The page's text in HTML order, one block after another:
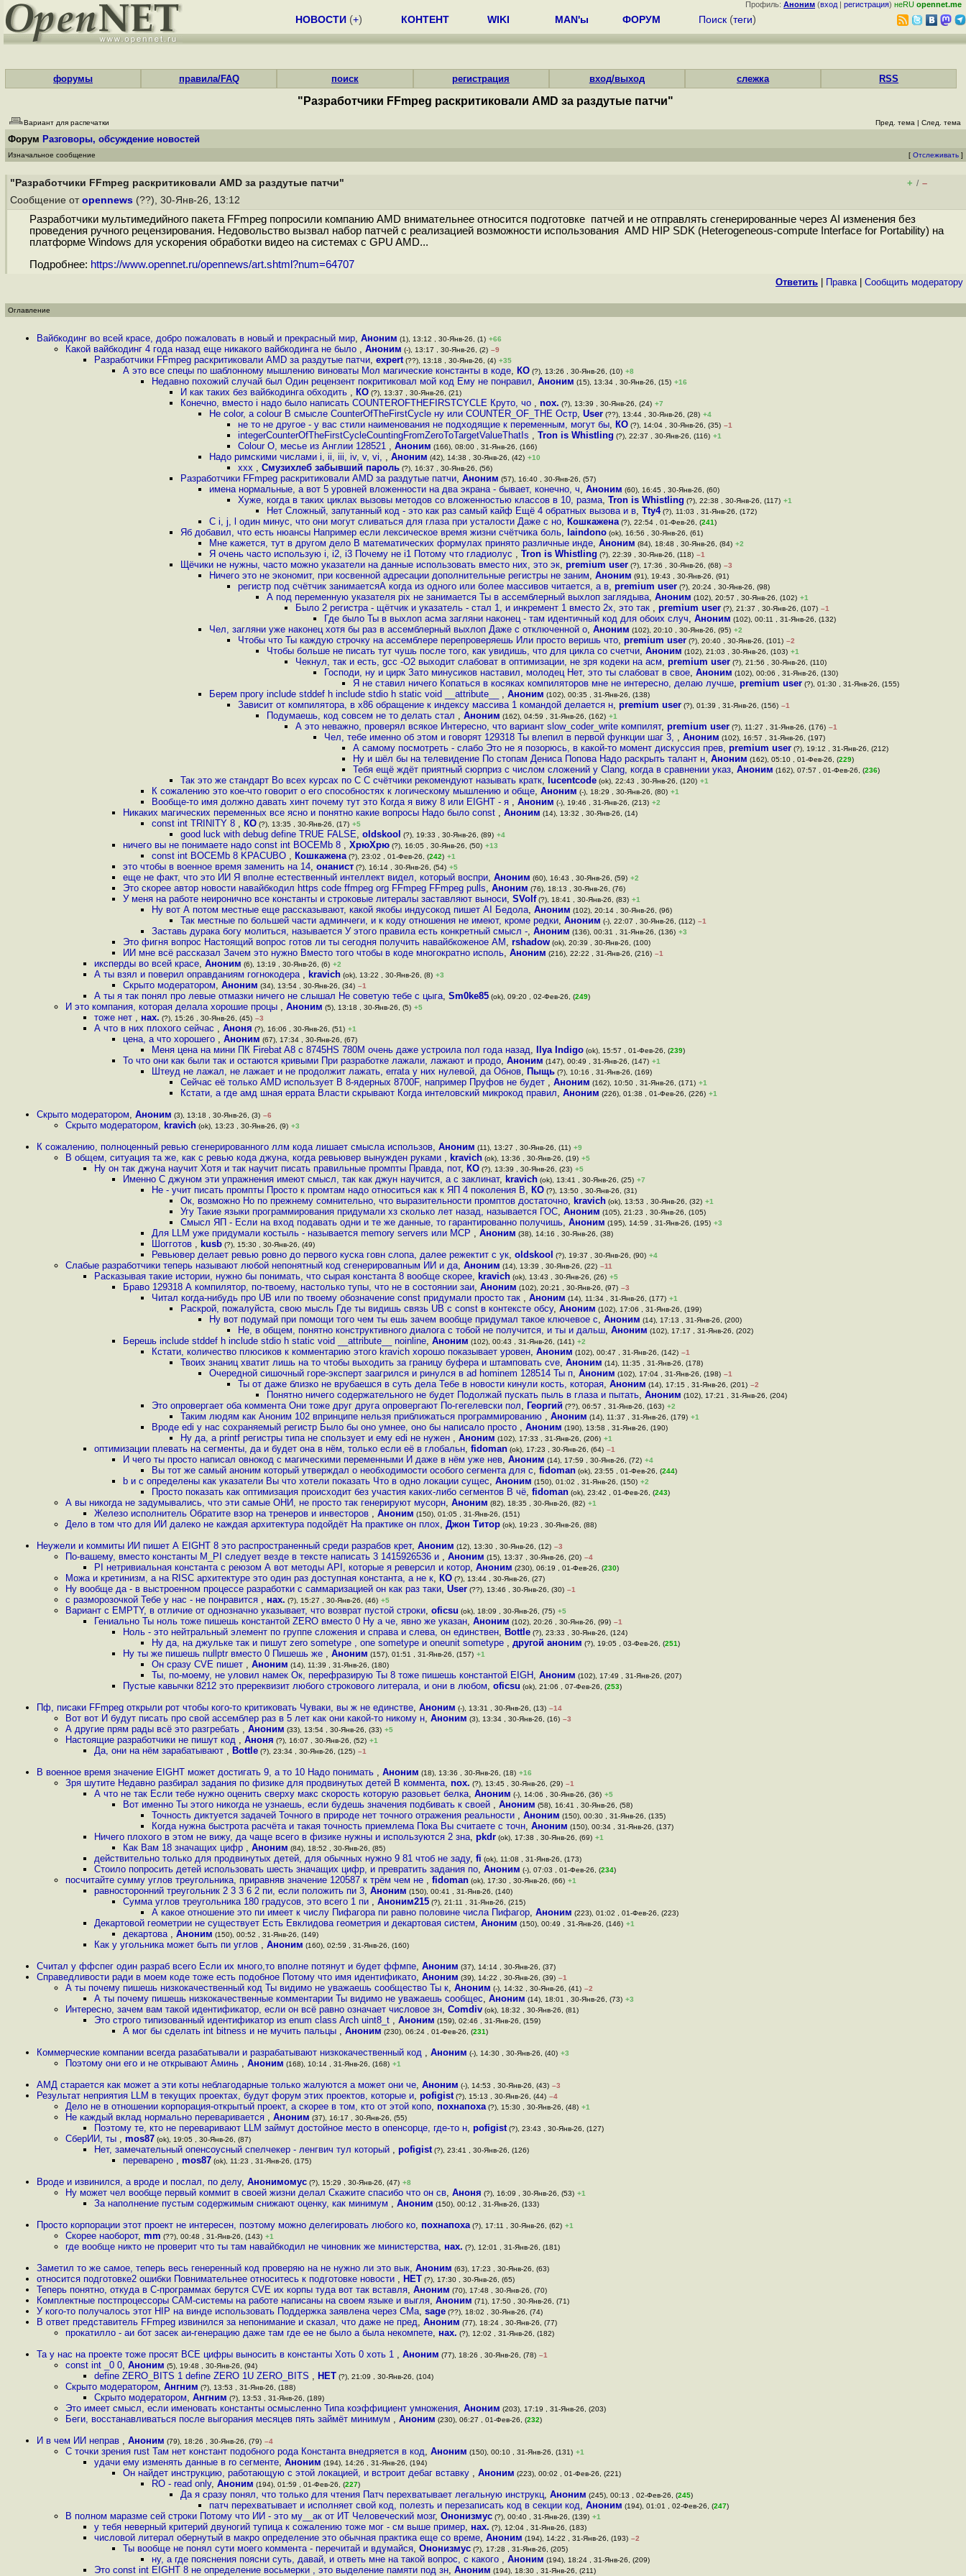
Профиль: Аноним (вход | регистрация) неRU opennet.me
НОВОСТИ (+) КОНТЕНТ WIKI MAN'ы ФОРУМ Поиск (теги)
форумы правила/FAQ поиск регистрация вход/выход слежка RSS
"Разработчики FFmpeg раскритиковали AMD за раздутые патчи"
Вариант для распечатки Пред. тема | След. тема
Форум Разговоры, обсуждение новостей
Изначальное сообщение [ Отслеживать ]
"Разработчики FFmpeg раскритиковали AMD за раздутые патчи" + / –
Сообщение от opennews (??), 30-Янв-26, 13:12
Разработчики мультимедийного пакета FFmpeg попросили компанию AMD внимательнее относится подготовке патчей и не отправлять сгенерированные через AI изменения без
проведения ручного рецензирования. Недовольство вызвал набор патчей с реализацией возможности использования AMD HIP SDK (Heterogeneous-compute Interface for Portability) на
платформе Windows для ускорения обработки видео на системах с GPU AMD...
Подробнее: https://www.opennet.ru/opennews/art.shtml?num=64707
Ответить Правка| Cообщить модератору
Оглавление
Вайбкодинг во всей красе, добро пожаловать в новый и прекрасный мир, Аноним (1), 13:12 , 30-Янв-26, (1) +66
Какой вайбкодинг 4 года назад еще никакого вайбкодинга не было , Аноним (-), 13:17 , 30-Янв-26, (2) –9
Разработчики FFmpeg раскритиковали AMD за раздутые патчи, expert (??), 13:18 , 30-Янв-26, (4) +35
А это все спецы по шаблонному мышлению виноваты Мол магические константы в коде, КО (?), 13:26 , 30-Янв-26, (10) +8
Недавно похожий случай был Один рецензент покритиковал мой код Ему не понравил, Аноним (15), 13:34 , 30-Янв-26, (15) +16
И как таких без вайбкодинга обходить , КО (?), 13:37 , 30-Янв-26, (21)
Конечно, вместо i надо было написать COUNTEROFTHEFIRSTCYCLE Круто, чо , nox. (?), 13:39 , 30-Янв-26, (24) +7
Не color, a colour В смысле CounterOfTheFirstCycle ну или COUNTER_OF_THE Остр, User (??), 13:44 , 30-Янв-26, (28) +4
не то не другое - у вас стили наименования не подходящие к переменным, могут бы, КО (?), 14:04 , 30-Янв-26, (35) –1
integerCounterOfTheFirstCycleCountingFromZeroToTargetValueThatIs , Tron is Whistling (?), 22:37 , 30-Янв-26, (116) +1
Colour О, месье из Англии 128521 , Аноним (166), 08:00 , 31-Янв-26, (166)
Надо римскими числами i, ii, iii, iv, v, vi, , Аноним (42), 14:38 , 30-Янв-26, (42) +10
xxx , Смузихлеб забывший пароль (?), 16:37 , 30-Янв-26, (56)
Разработчики FFmpeg раскритиковали AMD за раздутые патчи, Аноним (57), 16:40 , 30-Янв-26, (57)
имена нормальные, а вот 5 уровней вложенности на два экрана - бывает, конечно, ч, Аноним (60), 16:45 , 30-Янв-26, (60)
Хуже, когда в таких циклах вызовы методов со вложенностью классов в 10, разма, Tron is Whistling (?), 22:38 , 30-Янв-26, (117) +1
Нет Сложный, запутанный код - это как раз самый кайф Ещё 4 обратных вызова и в, Tty4(?), 11:03 , 31-Янв-26, (172)
С i, j, l один минус, что они могут сливаться для глаза при усталости Даже с но, Кошкажена (?), 22:54 , 01-Фев-26, (241)
Яб добавил, что есть нюансы Например если лексическое время жизни счётчика боль, laindono (ok), 16:56 , 30-Янв-26, (61)
Мне кажется, тут в другом дело В математических формулах принято различные инде, Аноним (84), 18:48 , 30-Янв-26, (84) +2
Я очень часто использую i, i2, i3 Почему не i1 Потому что гладиолус , Tron is Whistling (?), 22:39 , 30-Янв-26, (118) –1
Щёчики не нужны, часто можно указатели на данные использовать вместо них, это эк, premium user (?), 17:36 , 30-Янв-26, (68) –3
Ничего это не экономит, при косвенной адресации дополнительные регистры не заним, Аноним (91), 19:43 , 30-Янв-26, (91)
регистр под счётчик занимаетсяА когда из одного или более массивов читается, а в, premium user (?), 20:24 , 30-Янв-26, (98)
А под переменную указателя pix не занимается Ты в ассемблерный выхлоп заглядыва, Аноним (102), 20:57 , 30-Янв-26, (102) +1
Было 2 регистра - щётчик и указатель - стал 1, и инкремент 1 вместо 2х, это так , premium user (?), 21:37 , 30-Янв-26, (107) –1
Где было Ты в выхлоп асма загляни наконец - там идентичный код для обоих случ, Аноним (102), 00:11 , 31-Янв-26, (132)
Чел, загляни уже наконец хотя бы раз в ассемблерный выхлоп Даже с отключенной о, Аноним (102), 20:10 , 30-Янв-26, (95) +2
Чтобы что Ты каждую строчку на ассемблере перепроверяешь Или просто веришь что, premium user (?), 20:40 , 30-Янв-26, (101) –2
Чтобы больше не писать тут чушь после того, как увидишь, что для цикла со счетчи, Аноним (102), 21:03 , 30-Янв-26, (103) +1
Чекнул, так и есть, gcc -O2 выходит слабоват в оптимизации, не зря кодеки на асм, premium user (?), 21:56 , 30-Янв-26, (110)
Господи, ну и цирк Зато минусиков наставил, молодец Нет, это ты слабоват в свое, Аноним (102), 00:06 , 31-Янв-26, (130)
Я не ставил ничего Копаться в косяках компиляторов мне не интересно, делаю лучше, premium user (?), 01:30 , 31-Янв-26, (155)
Берем прогу include stddef h include stdio h static void __attribute__ , Аноним (102), 00:35 , 31-Янв-26, (138)
Зависит от компилятора, в x86 обращение к индексу массива 1 командой делается н, premium user (?), 01:39 , 31-Янв-26, (156) –1
Подумаешь, код совсем не то делать стал , Аноним (162), 04:59 , 31-Янв-26, (162) +1
А это неважно, проверял всякое Интересно, что вариант slow_coder_write компилят, premium user (?), 11:27 , 31-Янв-26, (176) –1
Чел, тебе именно об этом и говорят 129318 Ты влепил в первой функции шаг 3, , Аноним (102), 16:57 , 31-Янв-26, (197)
А самому посмотреть - слабо Это не я позорюсь, в какой-то момент дискуссия прев, premium user (?), 19:12 , 31-Янв-26, (212)
Ну и шёл бы на телевидение По стопам Дениса Попова Надо раскрыть талант н, Аноним (162), 05:10 , 01-Фев-26, (229)
Тебя ещё ждёт приятный сюрприз с числом сложений у Clang, когда в сравнении указ, Аноним (162), 07:57 , 01-Фев-26, (236)
Так это же стандарт Во всех курсах по С С счётчики рекомендуют называть кратк, lucentcode (ok), 22:43 , 30-Янв-26, (120) +1
К сожалению это кое-что говорит о его способностях к логическому мышлению и обще, Аноним (-), 18:29 , 30-Янв-26, (80) +1
Вообще-то имя должно давать хинт почему тут это Когда я вижу 8 или EIGHT - я , Аноним (-), 19:46 , 31-Янв-26, (213) +2
Никаких магических переменных все ясно и понятно какие вопросы Надо было const , Аноним (14), 13:32 , 30-Янв-26, (14)
const int TRINITY 8 , КО (?), 13:35 , 30-Янв-26, (17) +5
good luck with debug define TRUE FALSE, oldskool (?), 19:33 , 30-Янв-26, (89) +4
ничего вы не понимаете надо const int BOCEMb 8 , ХрюХрю (?), 16:05 , 30-Янв-26, (50) +13
const int BOCEMb 8 KPACUBO , Кошкажена (?), 23:02 , 01-Фев-26, (242) +1
это чтобы в военное время заменить на 14, онанист (?), 16:14 , 30-Янв-26, (54) +5
еще не факт, что это ИИ Я вполне естественный интеллект видел, который воспри, Аноним (60), 16:43 , 30-Янв-26, (59) +2
Это скорее автор новости навайбкодил https code ffmpeg org FFmpeg FFmpeg pulls, Аноним (76), 18:13 , 30-Янв-26, (76)
У меня на работе неиронично все константы и строковые литералы заставляют выноси, SVolf(?), 18:41 , 30-Янв-26, (83) +1
Ну вот А потом местные еще рассказывают, какой якобы индусокод пишет AI Бедола, Аноним (102), 20:14 , 30-Янв-26, (96)
Так местные по большей части админчеги, и к коду отношения не имеют, кроме редки, Аноним (-), 22:07 , 30-Янв-26, (112) –1
Заставь дурака богу молиться, называется У этого правила есть конкретный смысл -, Аноним (136), 00:31 , 31-Янв-26, (136) +3
Это фигня вопрос Настоящий вопрос готов ли ты сегодня получить навайбкоженое AM , rshadow (ok), 20:39 , 30-Янв-26, (100)
ИИ мне всё рассказал Зачем это нужно Вместо того чтобы в коде многократно исполь, Аноним (216), 22:22 , 31-Янв-26, (216) –1
иксперды во всей красе, Аноним (6), 13:19 , 30-Янв-26, (6) +2
А ты взял и поверил оправданиям гогнокодера , kravich (ok), 13:22 , 30-Янв-26, (8) +3
Скрыто модератором, Аноним (34), 13:54 , 30-Янв-26, (34) –1
А ты я так понял про левые отмазки ничего не слышал Не советую тебе с цыга, Sm0ke85 (ok), 09:20 , 02-Фев-26, (249)
И это компания, которая делала хорошие процы , Аноним (5), 13:18 , 30-Янв-26, (5) +5
тоже нет , нах. (?), 15:26 , 30-Янв-26, (45) –3
А что в них плохого сейчас , Аноня (?), 16:06 , 30-Янв-26, (51) +1
цена, а что хорошего , Аноним (67), 17:34 , 30-Янв-26, (67)
Меня цена на мини ПК Firebat A8 с 8745HS 780M очень даже устроила пол года назад, Ilya Indigo (ok), 15:57 , 01-Фев-26, (239)
То что они как были так и остаются кривыми При разработке лажали, лажают и продо, Аноним (147), 00:49 , 31-Янв-26, (147) +1
Штеуд не лажал, не лажает и не продолжит лажать, errata у них нулевой, да Обнов, Пыщь (?), 10:16 , 31-Янв-26, (169)
Сейчас её только AMD использует В 8-ядерных 8700F, например Пруфов не будет , Аноним (162), 10:50 , 31-Янв-26, (171) +1
Кстати, а где амд шная еррата Власти скрывают Когда интеловский микрокод правил, Аноним (226), 01:38 , 01-Фев-26, (226) +1
Скрыто модератором, Аноним (3), 13:18 , 30-Янв-26, (3) –6
Скрыто модератором, kravich (ok), 13:23 , 30-Янв-26, (9) +3
К сожалению, полноценный ревью сгенерированного ллм кода лишает смысла использов, Аноним (11), 13:27 , 30-Янв-26, (11) +9
В общем, ситуация та же, как с ревью кода джуна, когда ревьювер вынужден руками , kravich (ok), 13:36 , 30-Янв-26, (19) +5
Ну он так джуна научит Хотя и так научит писать правильные промпты Правда, пот, КО (?), 13:39 , 30-Янв-26, (23) +5
Именно С джуном эти упражнения имеют смысл, так как джун научится, а с заклинат, kravich (ok), 13:41 , 30-Янв-26, (25) +7
Не - учит писать промпты Просто к промтам надо относиться как к ЯП 4 поколения В, КО (?), 13:50 , 30-Янв-26, (31)
Ок, возможно Но по прежнему сомнительно, что выразительности промптов достаточно, kravich (ok), 13:53 , 30-Янв-26, (32) +1
Угу Такие языки программирования придумали хз сколько лет назад, называется ГОС, Аноним (105), 21:23 , 30-Янв-26, (105)
Смысл ЯП - Если на вход подавать одни и те же данные, то гарантированно получишь, Аноним (195), 14:59 , 31-Янв-26, (195) +3
Для LLM уже придумали костыль - называется memory servers или MCP , Аноним (38), 14:16 , 30-Янв-26, (38)
Шогготов , kusb (?), 15:30 , 30-Янв-26, (49)
Ревьювер делает ревью ровно до первого куска говн слопа, далее режектит с ук, oldskool (?), 19:37 , 30-Янв-26, (90) +4
Слабые разработчики теперь называют любой непонятный код сгенерировапным ИИ и да, Аноним (14), 13:39 , 30-Янв-26, (22) –11
Расказывая такие истории, нужно бы понимать, что сырая константа 8 вообще скорее, kravich (ok), 13:43 , 30-Янв-26, (26) +5
Браво 129318 А компилятор, по-твоему, настолько тупы, что не в состоянии заи, Аноним (102), 20:21 , 30-Янв-26, (97) –3
Читал когда-нибудь про UB или по твоему обозначение const придумали просто так , Аноним (14), 11:34 , 31-Янв-26, (177) +1
Раскрой, пожалуйста, свою мысль Где ты видишь связь UB с const в контексте обсу, Аноним (102), 17:06 , 31-Янв-26, (199)
Ну вот подумай при помощи того чем ты ешь зачем вообще придумал такое ключевое с, Аноним (14), 17:13 , 31-Янв-26, (200)
Не, в общем, понятно конструктивного диалога с тобой не получится, и ты и дальш, Аноним (102), 17:17 , 31-Янв-26, (202)
Берешь include stddef h include stdio h static void __attribute__ noinline, Аноним (102), 00:43 , 31-Янв-26, (141) +2
Кстати, количество плюсиков к комментарию этого kravich хорошо показывает уровен, Аноним (102), 00:47 , 31-Янв-26, (142) –1
Твоих знаниц хватит лишь на то чтобы выходить за границу буфера и штамповать cve, Аноним (14), 11:35 , 31-Янв-26, (178)
Очередной сишочный горе-эксперт заагрился и ринулся в ad hominem 128514 Ты п, Аноним (102), 17:04 , 31-Янв-26, (198) –1
Ты от даже близко не врубаешся в суть дела Тебе в новости кинули кость, которая, Аноним (14), 17:15 , 31-Янв-26, (201) –2
Понятно ничего содержательного не будет Подолжай пускать пыль в глаза и пытать, Аноним (102), 17:21 , 31-Янв-26, (204)
Это опровергает оба коммента Они тоже друг друга опровергают По-гегелевски пол, Георгий (??), 06:57 , 31-Янв-26, (163) +2
Таким людям как Аноним 102 впринципе нельзя приближаться программированию , Аноним (14), 11:37 , 31-Янв-26, (179) +1
Вроде edi у нас сохраняемый регистр Было бы оно умнее, оно бы написало просто , Аноним (190), 13:58 , 31-Янв-26, (190)
Ну да, а printf регистры типа не спользует и ему edi не нужен , Аноним (102), 17:33 , 31-Янв-26, (206) +1
оптимизации плевать на сегменты, да и будет она в нём, только если её в глобальн, fidoman (ok), 17:23 , 30-Янв-26, (64) –1
И чего ты просто написал овнокод с магическими переменными И даже в нём уже нев, Аноним (14), 17:59 , 30-Янв-26, (72) +4
Вы тот же самый аноним который утверждал о необходимости особого сегмента для с, fidoman (ok), 23:55 , 01-Фев-26, (244)
b и c определены как указатели Вы что хотели показать Что в одно локации сущес, Аноним (150), 01:02 , 31-Янв-26, (150) +2
Просто показать как оптимизация происходит без участия каких-либо сегментов В чё, fidoman (ok), 23:42 , 01-Фев-26, (243)
А вы никогда не задумывались, что эти самые ОНИ, не просто так генерируют мусорн, Аноним (82), 18:35 , 30-Янв-26, (82) +1
Железо исполнитель Обратите взор на тренеров и инвесторов , Аноним (150), 01:05 , 31-Янв-26, (151)
Дело в том что для ИИ далеко не каждая архитектура подойдёт На практике он плох, Джон Титор (ok), 19:23 , 30-Янв-26, (88)
Неужели и коммиты ИИ пишет А EIGHT 8 это распространенный среди разрабов крет, Аноним (12), 13:30 , 30-Янв-26, (12) –3
По-вашему, вместо константы M_PI следует везде в тексте написать 3 1415926536 и , Аноним (15), 13:37 , 30-Янв-26, (20) –4
PI нетривиальная константа с реюзом А вот методы API, которые я реверсил и котор, Аноним (230), 06:19 , 01-Фев-26, (230)
Можа и кретинизм, а на RISC архитектуре это один раз доступная константа, а не к, КО (?), 13:44 , 30-Янв-26, (27)
Ну вообще да - в выстроенном процессе разработки с саммаризацией он как раз таки, User (??), 13:46 , 30-Янв-26, (30) –1
с разморозочкой Тебе у нас - не понравится , нах. (?), 15:27 , 30-Янв-26, (46) +5
Вариант с EMPTY, в отличие от однозначно указывает, что возврат пустой строки, oficsu (ok), 18:09 , 30-Янв-26, (75) +5
Гениально Ты ноль тоже пишешь константой ZERO вместо 0 Ну а че, явно же указан, Аноним (102), 20:26 , 30-Янв-26, (99) –1
Ноль - это нейтральный элемент по группе сложения и справа и слева, он единствен, Bottle (?), 23:33 , 30-Янв-26, (124)
Ну да, на джульке так и пишут zero sometype , one sometype и oneunit sometype , другой аноним (?), 19:05 , 03-Фев-26, (251)
Ну ты же пишешь nullptr вместо 0 Пишешь же , Аноним (157), 01:51 , 31-Янв-26, (157) +1
Он сразу CVE пишет , Аноним (14), 11:39 , 31-Янв-26, (180)
Ты, по-моему, не уловил намек Ок, перефразирую Ты 8 тоже пишешь константой EIGH, Аноним (102), 17:49 , 31-Янв-26, (207)
Пустые кавычки 8212 это пререквизит любого строкового литерала, и они в любом, oficsu (ok), 21:06 , 07-Фев-26, (253)
Пф, писаки FFmpeg открыли рот чтобы кого-то критиковать Чуваки, вы ж не единстве, Аноним (-), 13:31 , 30-Янв-26, (13) –14
Вот вот И будут писать про свой ассемблер раз в 5 лет как они какой-то никому н, Аноним (3), 13:34 , 30-Янв-26, (16) –3
А другие прям рады всё это разгрeбать , Аноним (33), 13:54 , 30-Янв-26, (33) +5
Настоящие разработчики не пишут код , Аноня (?), 16:07 , 30-Янв-26, (52) +1
Да, они на нём зарабатывают , Bottle (?), 23:34 , 30-Янв-26, (125) –1
В военное время значение EIGHT может достигать 9, а то 10 Надо понимать , Аноним (18), 13:36 , 30-Янв-26, (18) +16
Зря шутите Недавно разбирал задания по физике для продвинутых детей В коммента, nox. (?), 13:45 , 30-Янв-26, (29) –1
А что не так Если тебе нужно оценить сверху макс скорость которую разовьет белка, Аноним (-), 14:06 , 30-Янв-26, (36) +5
Вот именно Ты этого никогда не узнаешь, если будешь значения подбивать к своей , Аноним (58), 16:41 , 30-Янв-26, (58)
Точность диктуется задачей Точного в природе нет точного отражения реальности , Аноним (150), 00:30 , 31-Янв-26, (135)
Когда нужна быстрота расчёта и такая точность приемлема Пока Вы считаете с точн, Аноним (150), 00:34 , 31-Янв-26, (137)
Ничего плохого в этом не вижу, да чаще всего в физике нужны и используются 2 зна, pkdr (ok), 17:38 , 30-Янв-26, (69) +1
Как Вам 18 значащих цифр , Аноним (84), 18:52 , 30-Янв-26, (85)
действительно только для продвинутых детей, для обычных нужно 9 81 чтоб не заду, fi (ok), 11:08 , 31-Янв-26, (173)
Стоило попросить детей использовать шесть значащих цифр, и превратить задания по, Аноним (-), 07:03 , 01-Фев-26, (234)
посчитайте сумму углов треугольника, приравняв значение 120587 к трём чем не , fidoman (ok), 17:30 , 30-Янв-26, (66) +1
равносторонний треугольник 2 3 3 6 2 пи, если положить пи 3, Аноним (150), 00:41 , 31-Янв-26, (140)
Сумма углов треугольника 180 градусов, это всего 1 пи , Аноним215 (?), 21:11 , 31-Янв-26, (215)
А какое отношение это пи имеет к числу Пифагора пи равно половине числа Пифагор, Аноним (223), 01:02 , 01-Фев-26, (223)
Декартовой геометрии не существует Есть Евклидова геометрия и декартовая систем, Аноним (150), 00:49 , 31-Янв-26, (146) +1
декартова , Аноним (150), 00:52 , 31-Янв-26, (149)
Как у угольника может быть пи углов , Аноним (160), 02:59 , 31-Янв-26, (160)
Считал у ффспег один разраб всего Если их много,то вполне потянут и будет ффмпе, Аноним (37), 14:14 , 30-Янв-26, (37)
Справедливости ради в моем коде тоже есть подобное Потому что имя идентификато, Аноним (39), 14:22 , 30-Янв-26, (39) –1
А ты почему пишешь низкокачественный код Ты видимо не уважаешь сообщество Ты к, Аноним (-), 14:32 , 30-Янв-26, (41) –2
А ты почему пишешь низкокачественные комментарии Ты видимо не уважаешь сообщес, Аноним (14), 18:01 , 30-Янв-26, (73) +3
Интересно, зачем вам такой идентификатор, если он всё равно означает числовое зн, Comdiv (ok), 18:32 , 30-Янв-26, (81)
Это строго типизованный идентификатор из enum class Arch uint8_t , Аноним (159), 02:46 , 31-Янв-26, (159)
А мог бы сделать int bitness и не мучить пальцы , Аноним (230), 06:24 , 01-Фев-26, (231)
Коммерческие компании всегда разабатывали и разрабатывают низкокачественный код , Аноним (-), 14:30 , 30-Янв-26, (40) +3
Поэтому они его и не открывают Аминь , Аноним (168), 10:14 , 31-Янв-26, (168) +1
АМД старается как может а эти коты неблагодарные только жалуются а может они че, Аноним (-), 14:53 , 30-Янв-26, (43) –3
Результат неприятия LLM в текущих проектах, будут форум этих проектов, которые и, pofigist (?), 15:13 , 30-Янв-26, (44) –4
Дело не в отношении корпорация-открытый проект, а скорее в том, кто от этой копо, похнапоха (?), 15:30 , 30-Янв-26, (48) +1
Не каждый вклад нормально переваривается , Аноним (37), 16:17 , 30-Янв-26, (55)
Поэтому те, кто не переваривают LLM займут достойное место в опенсорце, где-то н, pofigist (?), 23:43 , 30-Янв-26, (127)
СберИИ, ты , mos87 (ok), 19:05 , 30-Янв-26, (87)
Нет, замечательный опенсоусный спелчекер - ленгвич тул который , pofigist (?), 23:41 , 30-Янв-26, (126)
переварено , mos87 (ok), 11:23 , 31-Янв-26, (175)
Вроде и извинился, а вроде и послал, по делу, Анонимомус (?), 15:29 , 30-Янв-26, (47) +8
Ну может чел вообще первый коммит в своей жизни делал Скажите спасибо что он св, Аноня (?), 16:09 , 30-Янв-26, (53) +1
За наполнение пустым содержимым снижают оценку, как минимум , Аноним (150), 00:12 , 31-Янв-26, (133)
Просто корпорации этот проект не интересен, поэтому можно делегировать любого ко, похнапоха (?), 17:11 , 30-Янв-26, (62) +1
Скорее наоборот, mm (??), 00:48 , 31-Янв-26, (143) +1
где вообще никто не проверит что ты там навайбкодил не чиновник же министерства, нах. (?), 12:01 , 31-Янв-26, (181)
Заметил то же самое, теперь весь генеренный код проверяю на не нужно ли это вык, Аноним (63), 17:23 , 30-Янв-26, (63)
относится подготовке2 ошибки Повнимательнее относитесь к подготовке новости , НЕТ (?), 17:30 , 30-Янв-26, (65)
Теперь понятно, откуда в C-программах берутся CVE их корпы туда вот так вставля, Аноним (70), 17:48 , 30-Янв-26, (70)
Комплектные постпроцессоры CAM-системы на работе написаны на своем языке и выгля, Аноним (71), 17:50 , 30-Янв-26, (71)
У кого-то получалось этот HIP на винде использовать Поддержка заявлена через CMa, sage (??), 18:02 , 30-Янв-26, (74)
В ответ представитель FFmpeg извинился за непонимание и сказал, что даже не пред, Аноним (77), 18:24 , 30-Янв-26, (77)
прокатилло - аи бот засек аи-генерацию даже там где ее не было а была некомпете, нах. (?), 12:02 , 31-Янв-26, (182)
Та у нас на проекте тоже просят ВСЕ цифры выносить в константы Хоть 0 хоть 1 , Аноним (77), 18:26 , 30-Янв-26, (78) –1
const int _0 0, Аноним (5), 19:48 , 30-Янв-26, (94)
define ZERO_BITS 1 define ZERO 1U ZERO_BITS , НЕТ (?), 21:09 , 30-Янв-26, (104)
Скрыто модератором, Ангним (?), 13:53 , 31-Янв-26, (188)
Скрыто модератором, Ангним (?), 13:53 , 31-Янв-26, (189)
Это имеет смысл, если именовать константы осмысленно Типа коэффициент умножения, Аноним (203), 17:19 , 31-Янв-26, (203)
Беги, восстанавливаться после выгорания месяцев пять займёт минимум , Аноним (230), 06:27 , 01-Фев-26, (232)
И в чем ИИ неправ , Аноним (79), 18:26 , 30-Янв-26, (79) –4
С точки зрения rust Там нет констант подобного рода Константа внедряется в код, Аноним (150), 00:10 , 31-Янв-26, (131) +1
удачи ему изменять данные в ro сегменте, Аноним (194), 14:26 , 31-Янв-26, (194)
Он найдет инструкцию, работающую с этой локацией, и встроит дебаг вставку , Аноним (223), 00:02 , 01-Фев-26, (221)
RO - read only, Аноним (194), 01:59 , 01-Фев-26, (227)
Да я сразу понял, что только для чтения Патч перехватывает легальную инструкц, Аноним (245), 00:13 , 02-Фев-26, (245)
патч перехватывает и исполняет свой код, полезть и перезаписать код в секции код, Аноним (194), 01:01 , 02-Фев-26, (247)
В полном маразме сей строки Потому что ИИ - это му__ак от ИТ Человеческий мозг, Ононизмус (?), 00:40 , 31-Янв-26, (139) +1
у тебя неверный критерий двуногий тупица к сожалению тоже мог - см выше пример, нах. (?), 12:04 , 31-Янв-26, (183)
числовой литерал обернутый в макро определение это обычная практика еще со време, Аноним (194), 14:22 , 31-Янв-26, (193) –2
Ты вообще не понял сути моего коммента - перечитай и вдумайся, Ононизмус (?), 17:28 , 31-Янв-26, (205)
ну, а где пояснения поясни суть, давай, и ответь мне на такой вопрос, с какого , Аноним (194), 18:24 , 31-Янв-26, (209)
Это const int EIGHT 8 не определение восьмерки , это выделение памяти под зн, Аноним (194), 18:30 , 31-Янв-26, (211)